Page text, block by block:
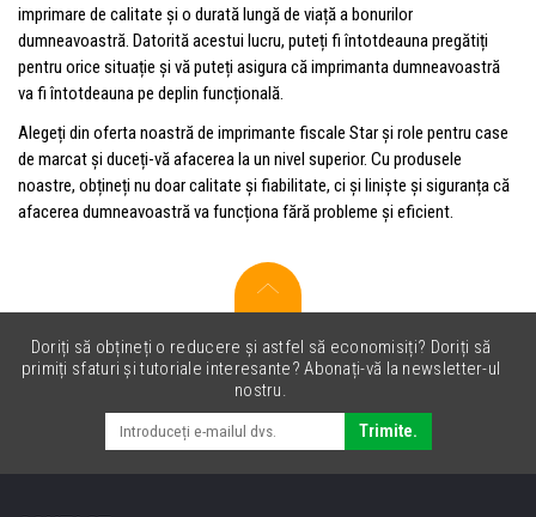
imprimare de calitate și o durată lungă de viață a bonurilor
dumneavoastră. Datorită acestui lucru, puteți fi întotdeauna pregătiți
pentru orice situație și vă puteți asigura că imprimanta dumneavoastră
va fi întotdeauna pe deplin funcțională.
Alegeți din oferta noastră de imprimante fiscale Star și role pentru case
de marcat și duceți-vă afacerea la un nivel superior. Cu produsele
noastre, obțineți nu doar calitate și fiabilitate, ci și liniște și siguranța că
afacerea dumneavoastră va funcționa fără probleme și eficient.
Doriți să obțineți o reducere și astfel să economisiți? Doriți să
primiți sfaturi și tutoriale interesante? Abonați-vă la newsletter-ul
nostru.
Trimite.